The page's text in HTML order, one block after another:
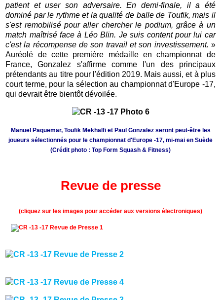
patient et user son adversaire. En demi-finale, il a été
dominé par le rythme et la qualité de balle de Toufik, mais il
s'est remobilisé pour aller chercher le podium, grâce à un
match maîtrisé face à Léo Blin. Je suis content pour lui car
c'est la récompense de son travail et son investissement. »
Auréolé de cette première médaille en championnat de
France, Gonzalez s'affirme comme l'un des principaux
prétendants au titre pour l'édition 2019. Mais aussi, et à plus
court terme, pour la sélection au championnat d'Europe -17,
qui devrait être bientôt dévoilée.
Manuel Paquemar, Toufik Mekhalfi et Paul Gonzalez seront peut-être les
joueurs sélectionnés pour le championnat d'Europe -17, mi-mai en Suède
(Crédit photo : Top Form Squash & Fitness)
Revue de presse
(cliquez sur les images pour accéder aux versions électroniques)